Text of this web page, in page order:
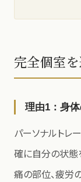
完全個室
理由1：身
パーソナルトレ
確に自分の状態
痛の部位、疲労